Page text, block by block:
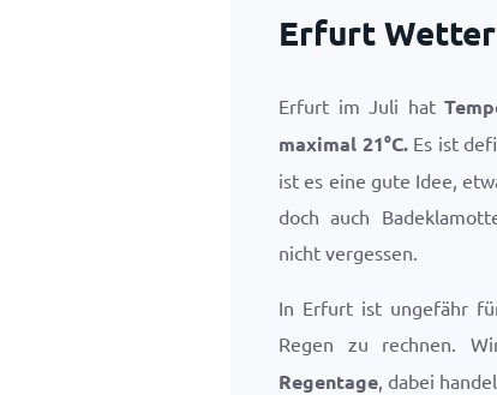
Erfurt
Erfurt im Juli hat
maximal 21°C.Es ist
ist es eine gute Idee,
doch auch
nicht vergessen.
In Erfurt ist ungefähr
Regen zu rechnen.
Regentage, dabei